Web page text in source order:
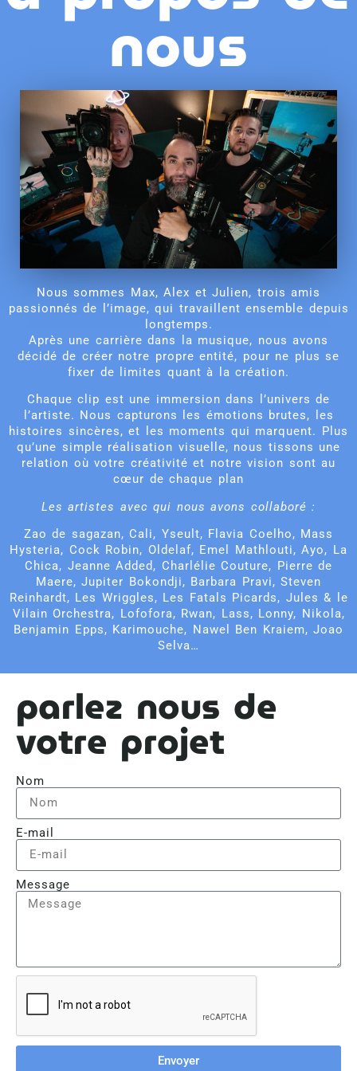
nous
Nous sommes Max, Alex et Julien, trois amis
passionnés de l’image, qui travaillent ensemble depuis
longtemps.
Après une carrière dans la musique, nous avons
décidé de créer notre propre entité, pour ne plus se
fixer de limites quant à la création.
Chaque clip est une immersion dans l’univers de
l’artiste. Nous capturons les émotions brutes, les
histoires sincères, et les moments qui marquent. Plus
qu’une simple réalisation visuelle, nous tissons une
relation où votre créativité et notre vision sont au
cœur de chaque plan
Les artistes avec qui nous avons collaboré :
Zao de sagazan, Cali, Yseult, Flavia Coelho, Mass
Hysteria, Cock Robin, Oldelaf, Emel Mathlouti, Ayo, La
Chica, Jeanne Added, Charlélie Couture, Pierre de
Maere, Jupiter Bokondji, Barbara Pravi, Steven
Reinhardt, Les Wriggles, Les Fatals Picards, Jules & le
Vilain Orchestra, Lofofora, Rwan, Lass, Lonny, Nikola,
Benjamin Epps, Karimouche, Nawel Ben Kraiem, Joao
Selva…
parlez nous de
votre projet
Nom
E-mail
Message
Envoyer